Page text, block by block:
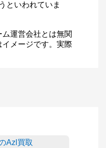
といわれていま
運営会社とは無関
メージです。実際
Azl買取